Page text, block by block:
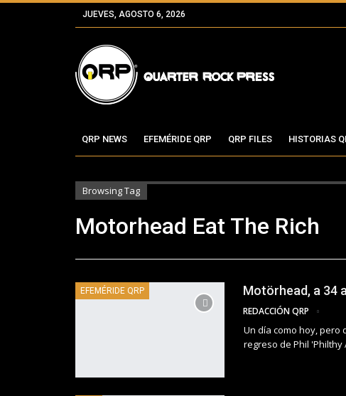
JUEVES, AGOSTO 6, 2026
QRP NEWS EFEMÉRIDE QRP QRP FILES HISTORIAS
Browsing Tag
Motorhead Eat The Rich
EFEMÉRIDE QRP Motörhead, a 34
REDACCIÓN QRP
Un día como hoy, pero
regreso de Phil 'Philthy